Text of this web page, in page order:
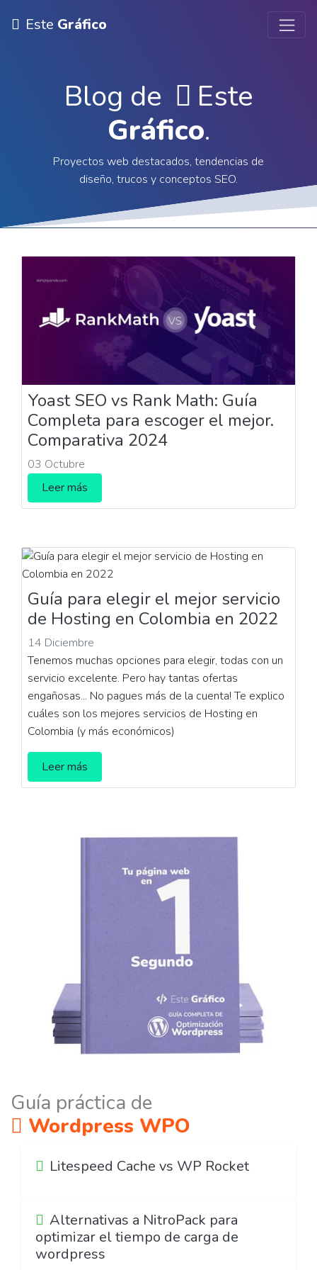
Este Gráfico
Blog de
Este
Gráfico.
Proyectos web destacados, tendencias de
diseño, trucos y conceptos SEO.
Yoast SEO vs Rank Math: Guía
Completa para escoger el mejor.
Comparativa 2024
03 Octubre
Leer más
Guía para elegir el mejor servicio
de Hosting en Colombia en 2022
14 Diciembre
Tenemos muchas opciones para elegir, todas con un
servicio excelente. Pero hay tantas ofertas
engañosas... No pagues más de la cuenta! Te explico
cuáles son los mejores servicios de Hosting en
Colombia (y más económicos)
Leer más
Guía práctica de
Wordpress WPO
Litespeed Cache vs WP Rocket
Alternativas a NitroPack para
optimizar el tiempo de carga de
wordpress